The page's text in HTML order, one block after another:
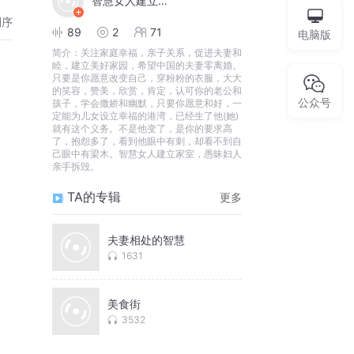
89 2 71
简介： 关注家庭幸福，亲子关系，促进夫妻和
睦，建立美好家园，希望中国的夫妻零离婚。
只要是你愿意改变自己，穿粉粉的衣服，大大
的笑容，赞美，欣赏，肯定，认可你的老公和
孩子，学会撒娇和幽默，只要你愿意和好，一
定能为儿女设立幸福的港湾，已经生了他(她)
就有这个义务。不是他变了，是你的要求高
了，抱怨多了，看到他眼中有刺，却看不到自
己眼中有梁木。智慧女人建立家室，愚昧妇人
亲手拆毁。
TA的专辑 更多
夫妻相处的智慧
1631
美食街
3532
电脑版
公众号